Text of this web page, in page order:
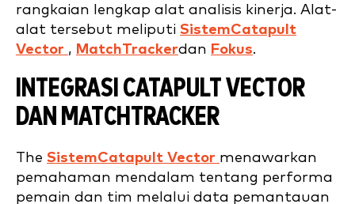
rangkaian lengkap alat analisis kinerja. Alat-
alat tersebut meliputi SistemCatapult
Vector , MatchTrackerdan Fokus.
INTEGRASI CATAPULT VECTOR
DAN MATCHTRACKER
The SistemCatapult Vector menawarkan
pemahaman mendalam tentang performa
pemain dan tim melalui data pemantauan